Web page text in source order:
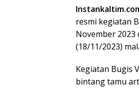
resmi kegiatan
November 2023
(18/11/2023)
Kegiatan Bugis
bintang tamu